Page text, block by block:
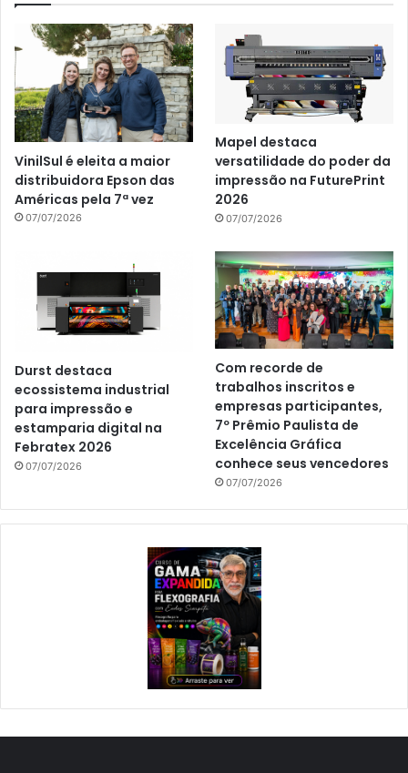
VinilSul é eleita a maior
distribuidora Epson das
Américas pela 7ª vez
07/07/2026
Mapel destaca
versatilidade do poder da
impressão na FuturePrint
2026
07/07/2026
Durst destaca
ecossistema industrial
para impressão e
estamparia digital na
Febratex 2026
07/07/2026
Com recorde de
trabalhos inscritos e
empresas participantes,
7º Prêmio Paulista de
Excelência Gráfica
conhece seus vencedores
07/07/2026